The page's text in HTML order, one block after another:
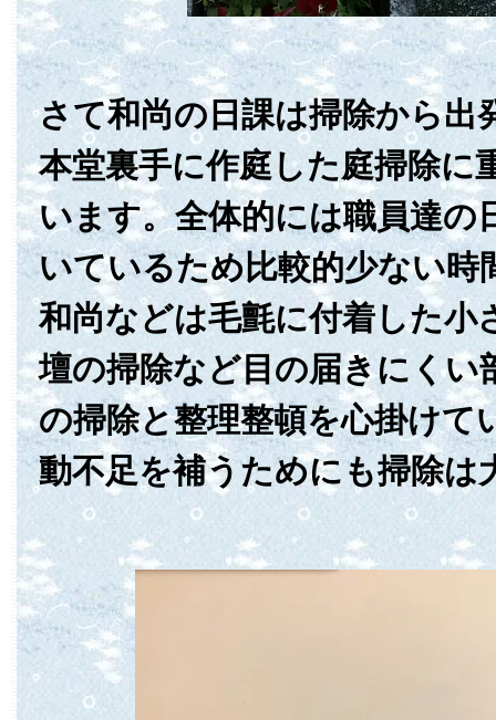
さて和尚の日課は掃除から出
本堂裏手に作庭した庭掃除に
います。全体的には職員達の
いているため比較的少ない時
和尚などは毛氈に付着した小
壇の掃除など目の届きにくい
の掃除と整理整頓を心掛けて
動不足を補うためにも掃除は